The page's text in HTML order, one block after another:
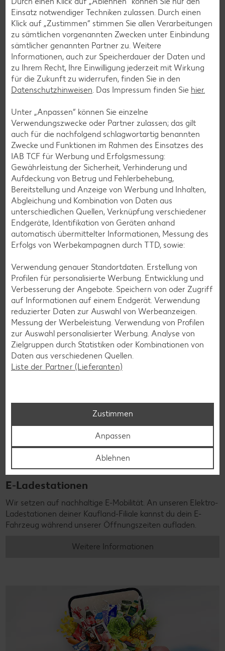
YUZU Sushi
Dein Sushi-Genuss in deiner Filiale: Erlebe bei YUZU eine
Auswahl von frisch zubereitetem Sushi, köstlichen Bowls,
knackigen Salaten und feinen Desserts. Du findest
entweder die YUZU Truhe oder den YUZU Shop in deiner
Filiale, in dem alles frisch zubereitet wird. Komm vorbei und
genieße die Vielfalt!
Services
Unsere Serviceleistungen
Deine Zufriedenheit ist für uns die oberste Priorität. Unser
Kundenversprechen und die Services, die wir anbieten,
siehst du hier auf einen Blick. Verpasse jetzt auch keine
Angebote und Aktionen mehr und lasse dich per
Newsletter oder unsere Messenger-Services immer
topaktuell über Neuigkeiten informieren.
E-Ladestationen
Wir setzen auf nachhaltige E-Mobilität. An unseren Elektro-
Ladestationen deiner Kaufland-Filiale kannst du dein E-
Fahrzeug während unserer Öffnungszeiten aufladen.
Weitere Informationen
Einsatz notwendiger Techniken zulassen. Durch einen
Klick auf „Zustimmen“ stimmen Sie allen Verarbeitungen
zu sämtlichen vorgenannten Zwecken unter Einbindung
sämtlicher genannten Partner zu. Weitere
Informationen, auch zur Speicherdauer der Daten und
zu Ihrem Recht, Ihre Einwilligung jederzeit mit Wirkung
für die Zukunft zu widerrufen, finden Sie in den
Datenschutzhinweisen. Das Impressum finden Sie hier.
Unter „Anpassen“ können Sie einzelne
Verwendungszwecke oder Partner zulassen; das gilt
auch für die nachfolgend schlagwortartig benannten
Zwecke und Funktionen im Rahmen des Einsatzes des
IAB TCF für Werbung und Erfolgsmessung:
Gewährleistung der Sicherheit, Verhinderung und
Aufdeckung von Betrug und Fehlerbehebung,
Bereitstellung und Anzeige von Werbung und Inhalten,
Abgleichung und Kombination von Daten aus
unterschiedlichen Quellen, Verknüpfung verschiedener
Endgeräte, Identifikation von Geräten anhand
automatisch übermittelter Informationen, Messung des
Erfolgs von Werbekampagnen durch TTD, sowie:
Verwendung genauer Standortdaten. Erstellung von
Profilen für personalisierte Werbung. Entwicklung und
Verbesserung der Angebote. Speichern von oder Zugriff
auf Informationen auf einem Endgerät. Verwendung
reduzierter Daten zur Auswahl von Werbeanzeigen.
Messung der Werbeleistung. Verwendung von Profilen
zur Auswahl personalisierter Werbung. Analyse von
Zielgruppen durch Statistiken oder Kombinationen von
Daten aus verschiedenen Quellen.
Liste der Partner (Lieferanten)
Zustimmen
Anpassen
Ablehnen